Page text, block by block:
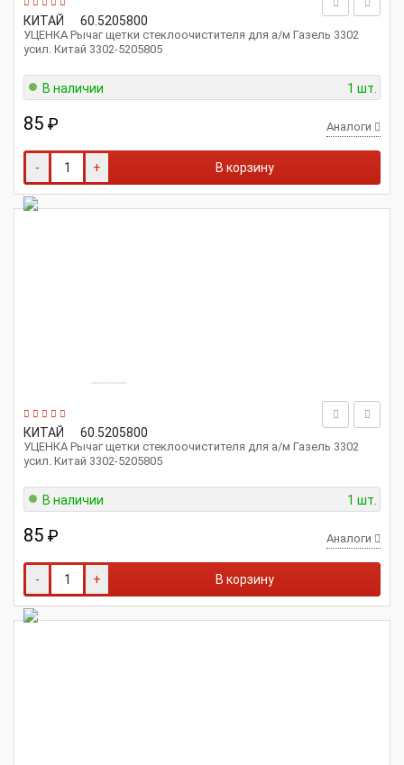
КИТАЙ 60.5205800
УЦЕНКА Рычаг щетки стеклоочистителя для а/м Газель 3302
усил. Китай 3302-5205805
В наличии 1 шт.
85 ₽ Аналоги
- + В корзину
КИТАЙ 60.5205800
УЦЕНКА Рычаг щетки стеклоочистителя для а/м Газель 3302
усил. Китай 3302-5205805
В наличии 1 шт.
85 ₽ Аналоги
- + В корзину